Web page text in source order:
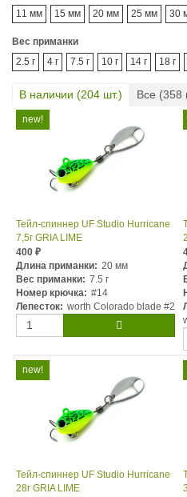
11 мм
15 мм 20 мм 25 мм 30
Вес приманки
2.5 г
4 г 7.5 г 10 г 14 г 18 г
В наличии (204 шт.) Все (358
Тейл-спиннер UF Studio Hurricane
7,5г GRIA LIME
400 ₽
Длина приманки: 20 мм
Вес приманки: 7.5 г
Номер крючка: #14
Лепесток: worth Colorado blade #2
Тейл-спиннер UF Studio Hurricane
28г GRIA LIME